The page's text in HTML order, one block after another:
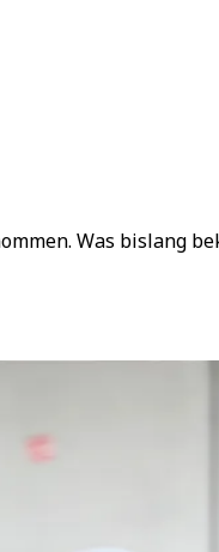
Was bislang